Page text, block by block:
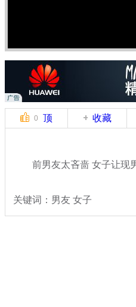
0 顶 收藏
前男友太吝啬 女子让现
关键词：男友 女子